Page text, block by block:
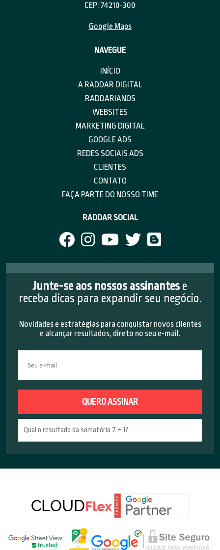
CEP: 74210-300
Google Maps
NAVEGUE
INÍCIO
A RADDAR DIGITAL
RADDARIANOS
WEBSITES
MARKETING DIGITAL
GOOGLE ADS
REDES SOCIAIS ADS
CLIENTES
CONTATO
FAÇA PARTE DO NOSSO TIME
RADDAR SOCIAL
Junte-se aos nossos assinantes e
receba dicas para expandir seu negócio.
Novidades e estratégias para conquistar novos clientes
e alcançar resultados, direto no seu e-mail.